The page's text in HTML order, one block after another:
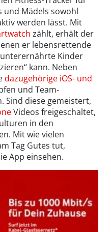
und Mädels sowohl
werden lässt. Mit
zählt, erhält der
er lebensrettende
Kinder
kann. Neben
dazugehörige iOS- und
und Team-
Sind diese gemeistert,
Videos freigeschaltet,
in den
Mit wie vielen
Tag Gutes tut,
App einsehen.